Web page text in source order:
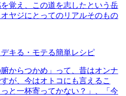
覚え、この道を志したという岳
ヤジにとってのリアルそのもの
キる・モテる簡単レシピ
腑からつかめ」って、昔はオンナ
が、今はオトコにも言えるこ
と一杯寄ってかない？」、「今